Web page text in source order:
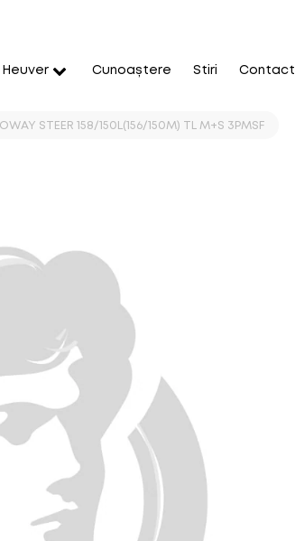
Heuver Cunoaștere Stiri Contact
STEER 158/150L(156/150M) TL M+S 3PMSF